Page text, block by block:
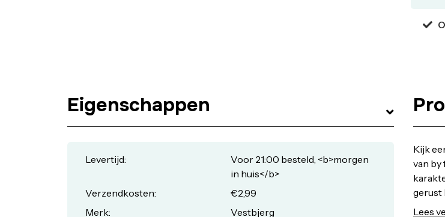
Eigenschappen
Levertijd:
Voor 21:00 besteld, <b>morgen
in huis</b>
Verzendkosten:
€2,99
Merk:
Vestbjerg
Kijk
van by
gerust
cm -
Lees